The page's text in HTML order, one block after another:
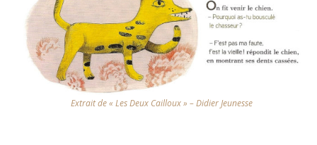
Extrait de « Les Deux Cailloux » – Didier Jeunesse